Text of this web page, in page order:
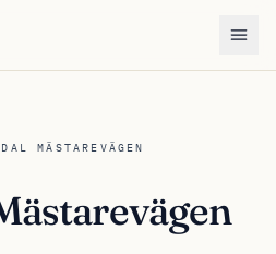
MÄSTAREVÄGEN